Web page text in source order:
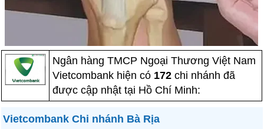
Ngân hàng TMCP Ngoại Thương Việt Nam
Vietcombank hiện có 172 chi nhánh đã
được cập nhật tại Hồ Chí Minh:
Vietcombank Chi nhánh Bà Rịa